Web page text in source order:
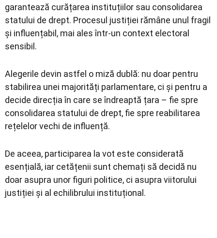
garantează curățarea instituțiilor sau consolidarea
statului de drept. Procesul justiției rămâne unul fragil
și influențabil, mai ales într-un context electoral
sensibil.
Alegerile devin astfel o miză dublă: nu doar pentru
stabilirea unei majorități parlamentare, ci și pentru a
decide direcția în care se îndreaptă țara – fie spre
consolidarea statului de drept, fie spre reabilitarea
rețelelor vechi de influență.
De aceea, participarea la vot este considerată
esențială, iar cetățenii sunt chemați să decidă nu
doar asupra unor figuri politice, ci asupra viitorului
justiției și al echilibrului instituțional.